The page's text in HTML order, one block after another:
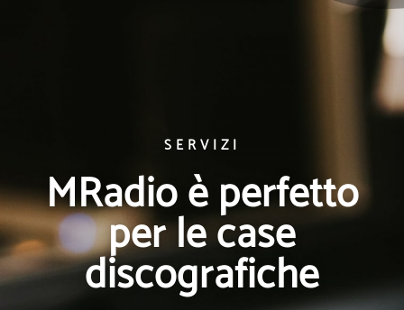
SERVIZI
MRadio è perfetto
per le case
discografiche